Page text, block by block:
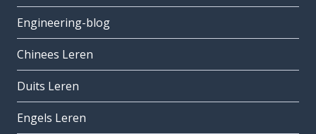
Engineering-blog
Chinees Leren
Duits Leren
Engels Leren